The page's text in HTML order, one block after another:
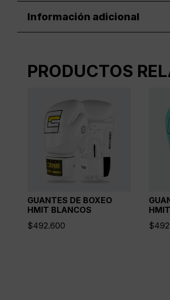
Información adicional
PRODUCTOS
GUANTES DE BOXEO
HMIT BLANCOS
$492.600
$